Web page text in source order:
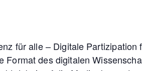
für alle – Digitale
Format des digitalen